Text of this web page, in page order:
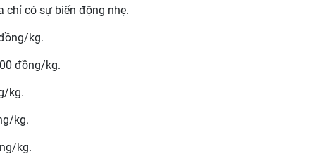
chỉ có sự biến động nhẹ.
kg.
đồng/kg.
kg.
kg.
kg.